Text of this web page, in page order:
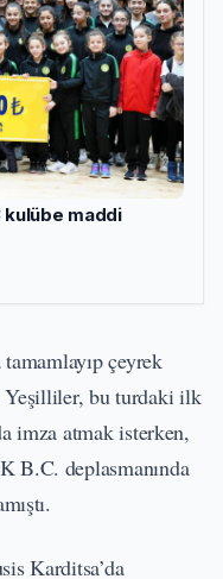
maddi
çeyrek
Yeşilliler, bu turdaki ilk
imza atmak isterken,
B.C. deplasmanında
Karditsa’da